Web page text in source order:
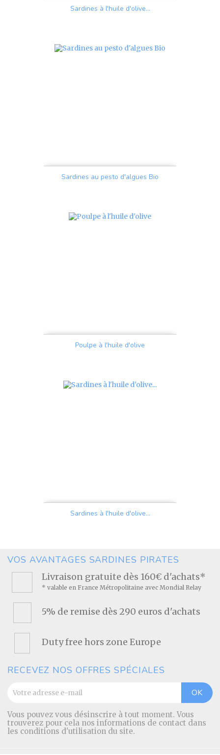
Sardines à l'huile d'olive...
Sardines au pesto d'algues Bio
Poulpe à l'huile d'olive
Sardines à l'huile d'olive...
VOS AVANTAGES SARDINES PIRATES
Livraison gratuite dès 160€ d'achats*
* valable en France Métropolitaine avec Mondial Relay
5% de remise dès 290 euros d'achats
Duty free hors zone Europe
RECEVEZ NOS OFFRES SPÉCIALES
Vous pouvez vous désinscrire à tout moment. Vous
trouverez pour cela nos informations de contact dans
les conditions d'utilisation du site.